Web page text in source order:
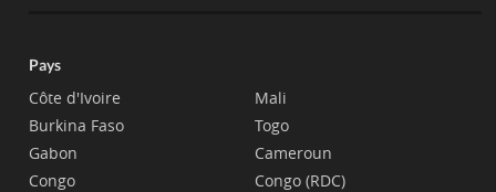
Pays
Côte d'Ivoire
Burkina Faso
Gabon
Congo
Mali
Togo
Cameroun
Congo (RDC)